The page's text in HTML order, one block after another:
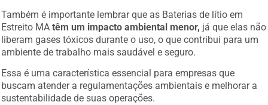
Também é importante lembrar que as Baterias de lítio em
Estreito MAtêm um impacto ambiental menor, já que elas não
liberam gases tóxicos durante o uso, o que contribui para um
ambiente de trabalho mais saudável e seguro.
Essa é uma característica essencial para empresas que
buscam atender a regulamentações ambientais e melhorar a
sustentabilidade de suas operações.